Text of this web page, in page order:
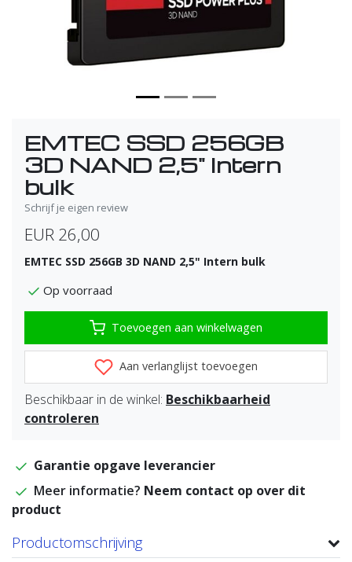
EMTEC SSD 256GB
3D NAND 2,5" Intern
bulk
Schrijf je eigen review
EUR 26,00
EMTEC SSD 256GB 3D NAND 2,5" Intern bulk
Op voorraad
Toevoegen aan winkelwagen
Aan verlanglijst toevoegen
Beschikbaar in de winkel: Beschikbaarheid
controleren
Garantie opgave leverancier
Meer informatie? Neem contact op over dit
product
Productomschrijving